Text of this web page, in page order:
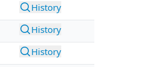
History
History
History